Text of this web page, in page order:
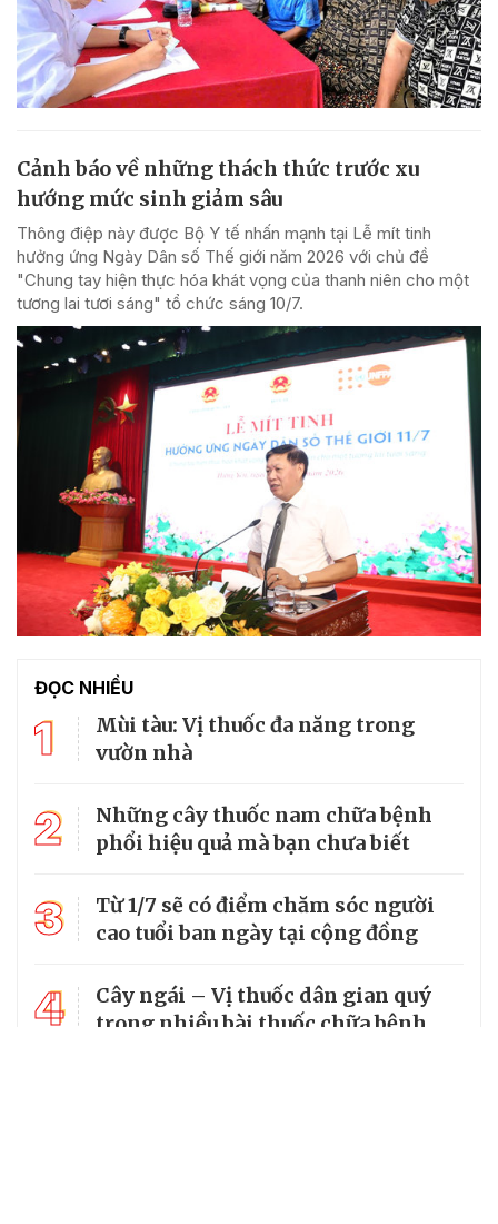
Cảnh báo về những thách thức trước xu
hướng mức sinh giảm sâu
Thông điệp này được Bộ Y tế nhấn mạnh tại Lễ mít tinh
hưởng ứng Ngày Dân số Thế giới năm 2026 với chủ đề
"Chung tay hiện thực hóa khát vọng của thanh niên cho một
tương lai tươi sáng" tổ chức sáng 10/7.
ĐỌC NHIỀU
1
Mùi tàu: Vị thuốc đa năng trong
vườn nhà
2
Những cây thuốc nam chữa bệnh
phổi hiệu quả mà bạn chưa biết
3
Từ 1/7 sẽ có điểm chăm sóc người
cao tuổi ban ngày tại cộng đồng
4
Cây ngái – Vị thuốc dân gian quý
trong nhiều bài thuốc chữa bệnh